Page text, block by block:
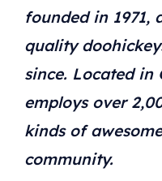
founded in 1971,
quality
since. Located in
employs over
kinds of
community.